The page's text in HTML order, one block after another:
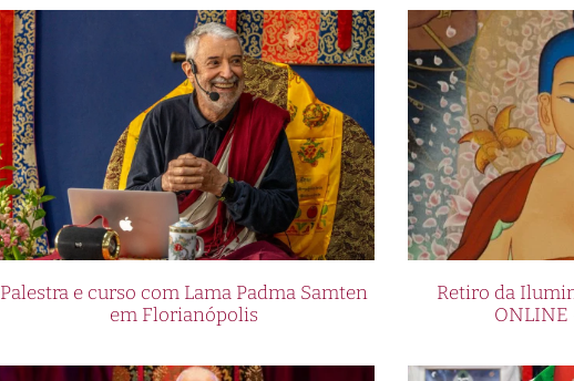
Palestra e curso com Lama Padma Samten
em Florianópolis
Retiro da
ONLINE